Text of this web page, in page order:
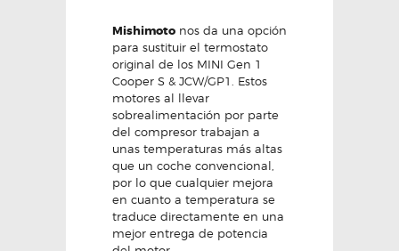
Mishimoto nos da una opción
para sustituir el termostato
original de los MINI Gen 1
Cooper S & JCW/GP1. Estos
motores al llevar
sobrealimentación por parte
del compresor trabajan a
unas temperaturas más altas
que un coche convencional,
por lo que cualquier mejora
en cuanto a temperatura se
traduce directamente en una
mejor entrega de potencia